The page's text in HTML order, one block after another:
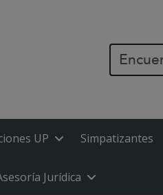
UP Simpatizantes
Jurídica